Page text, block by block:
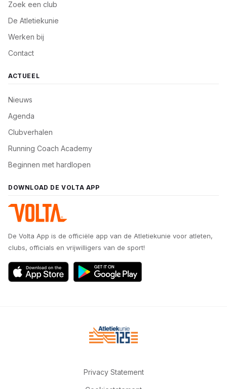
Zoek een club
De Atletiekunie
Werken bij
Contact
ACTUEEL
Nieuws
Agenda
Clubverhalen
Running Coach Academy
Beginnen met hardlopen
DOWNLOAD DE VOLTA APP
De Volta App is de officiële app van de Atletiekunie voor atleten,
clubs, officials en vrijwilligers van de sport!
Privacy Statement